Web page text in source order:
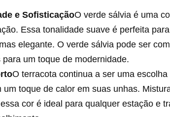
e SofisticaçãoO verde sálvia é uma
Essa tonalidade suave é perfeita
elegante. O verde sálvia pode ser
um toque de modernidade.
O terracota continua a ser uma escolha
um toque de calor em suas unhas.
cor é ideal para qualquer estação e